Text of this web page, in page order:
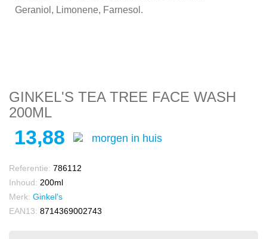
Geraniol, Limonene, Farnesol.
GINKEL'S TEA TREE FACE WASH
200ML
13,88 morgen in huis
Referentie: 786112
Inhoud: 200ml
Merk: Ginkel's
EAN13: 8714369002743